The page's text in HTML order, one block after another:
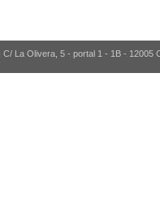
La Olivera, 5 - portal 1 - 1B - 12005